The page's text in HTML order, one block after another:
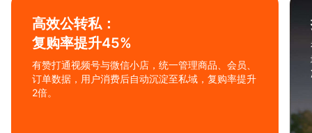
抢占视频号流量红利
视频号获微信全生态流量扶持（新号爆款概率高+公
域入口全开放），商家内容长尾曝光，低成本获取精
准用户。